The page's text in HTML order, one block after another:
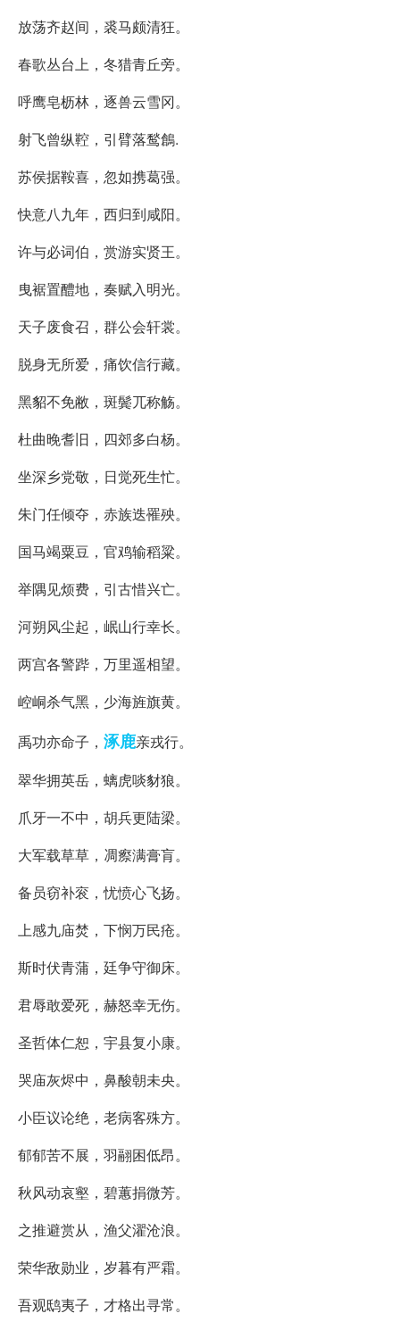
放荡齐赵间，裘马颇清狂。
春歌丛台上，冬猎青丘旁。
呼鹰皂枥林，逐兽云雪冈。
射飞曾纵鞚，引臂落鹙鶬.
苏侯据鞍喜，忽如携葛强。
快意八九年，西归到咸阳。
许与必词伯，赏游实贤王。
曳裾置醴地，奏赋入明光。
天子废食召，群公会轩裳。
脱身无所爱，痛饮信行藏。
黑貂不免敝，斑鬓兀称觞。
杜曲晚耆旧，四郊多白杨。
坐深乡党敬，日觉死生忙。
朱门任倾夺，赤族迭罹殃。
国马竭粟豆，官鸡输稻粱。
举隅见烦费，引古惜兴亡。
河朔风尘起，岷山行幸长。
两宫各警跸，万里遥相望。
崆峒杀气黑，少海旌旗黄。
禹功亦命子， 涿鹿亲戎行。
翠华拥英岳，螭虎啖豺狼。
爪牙一不中，胡兵更陆梁。
大军载草草，凋瘵满膏肓。
备员窃补衮，忧愤心飞扬。
上感九庙焚，下悯万民疮。
斯时伏青蒲，廷争守御床。
君辱敢爱死，赫怒幸无伤。
圣哲体仁恕，宇县复小康。
哭庙灰烬中，鼻酸朝未央。
小臣议论绝，老病客殊方。
郁郁苦不展，羽翮困低昂。
秋风动哀壑，碧蕙捐微芳。
之推避赏从，渔父濯沧浪。
荣华敌勋业，岁暮有严霜。
吾观鸱夷子，才格出寻常。